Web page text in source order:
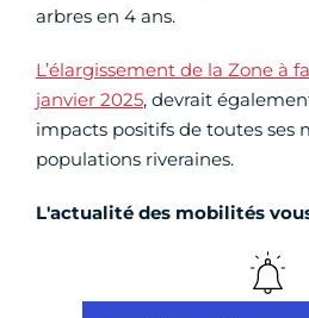
arbres en 4 ans.
L’élargissement de la Zone à
janvier 2025, devrait
impacts positifs de toutes ses
populations riveraines.
L'actualité des mobilités